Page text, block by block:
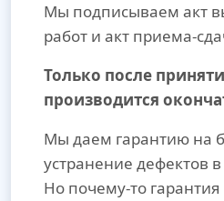
Мы подписываем акт
работ и акт приема-
Только после
производится
Мы даем гарантию на
устранение дефектов
Но почему-то